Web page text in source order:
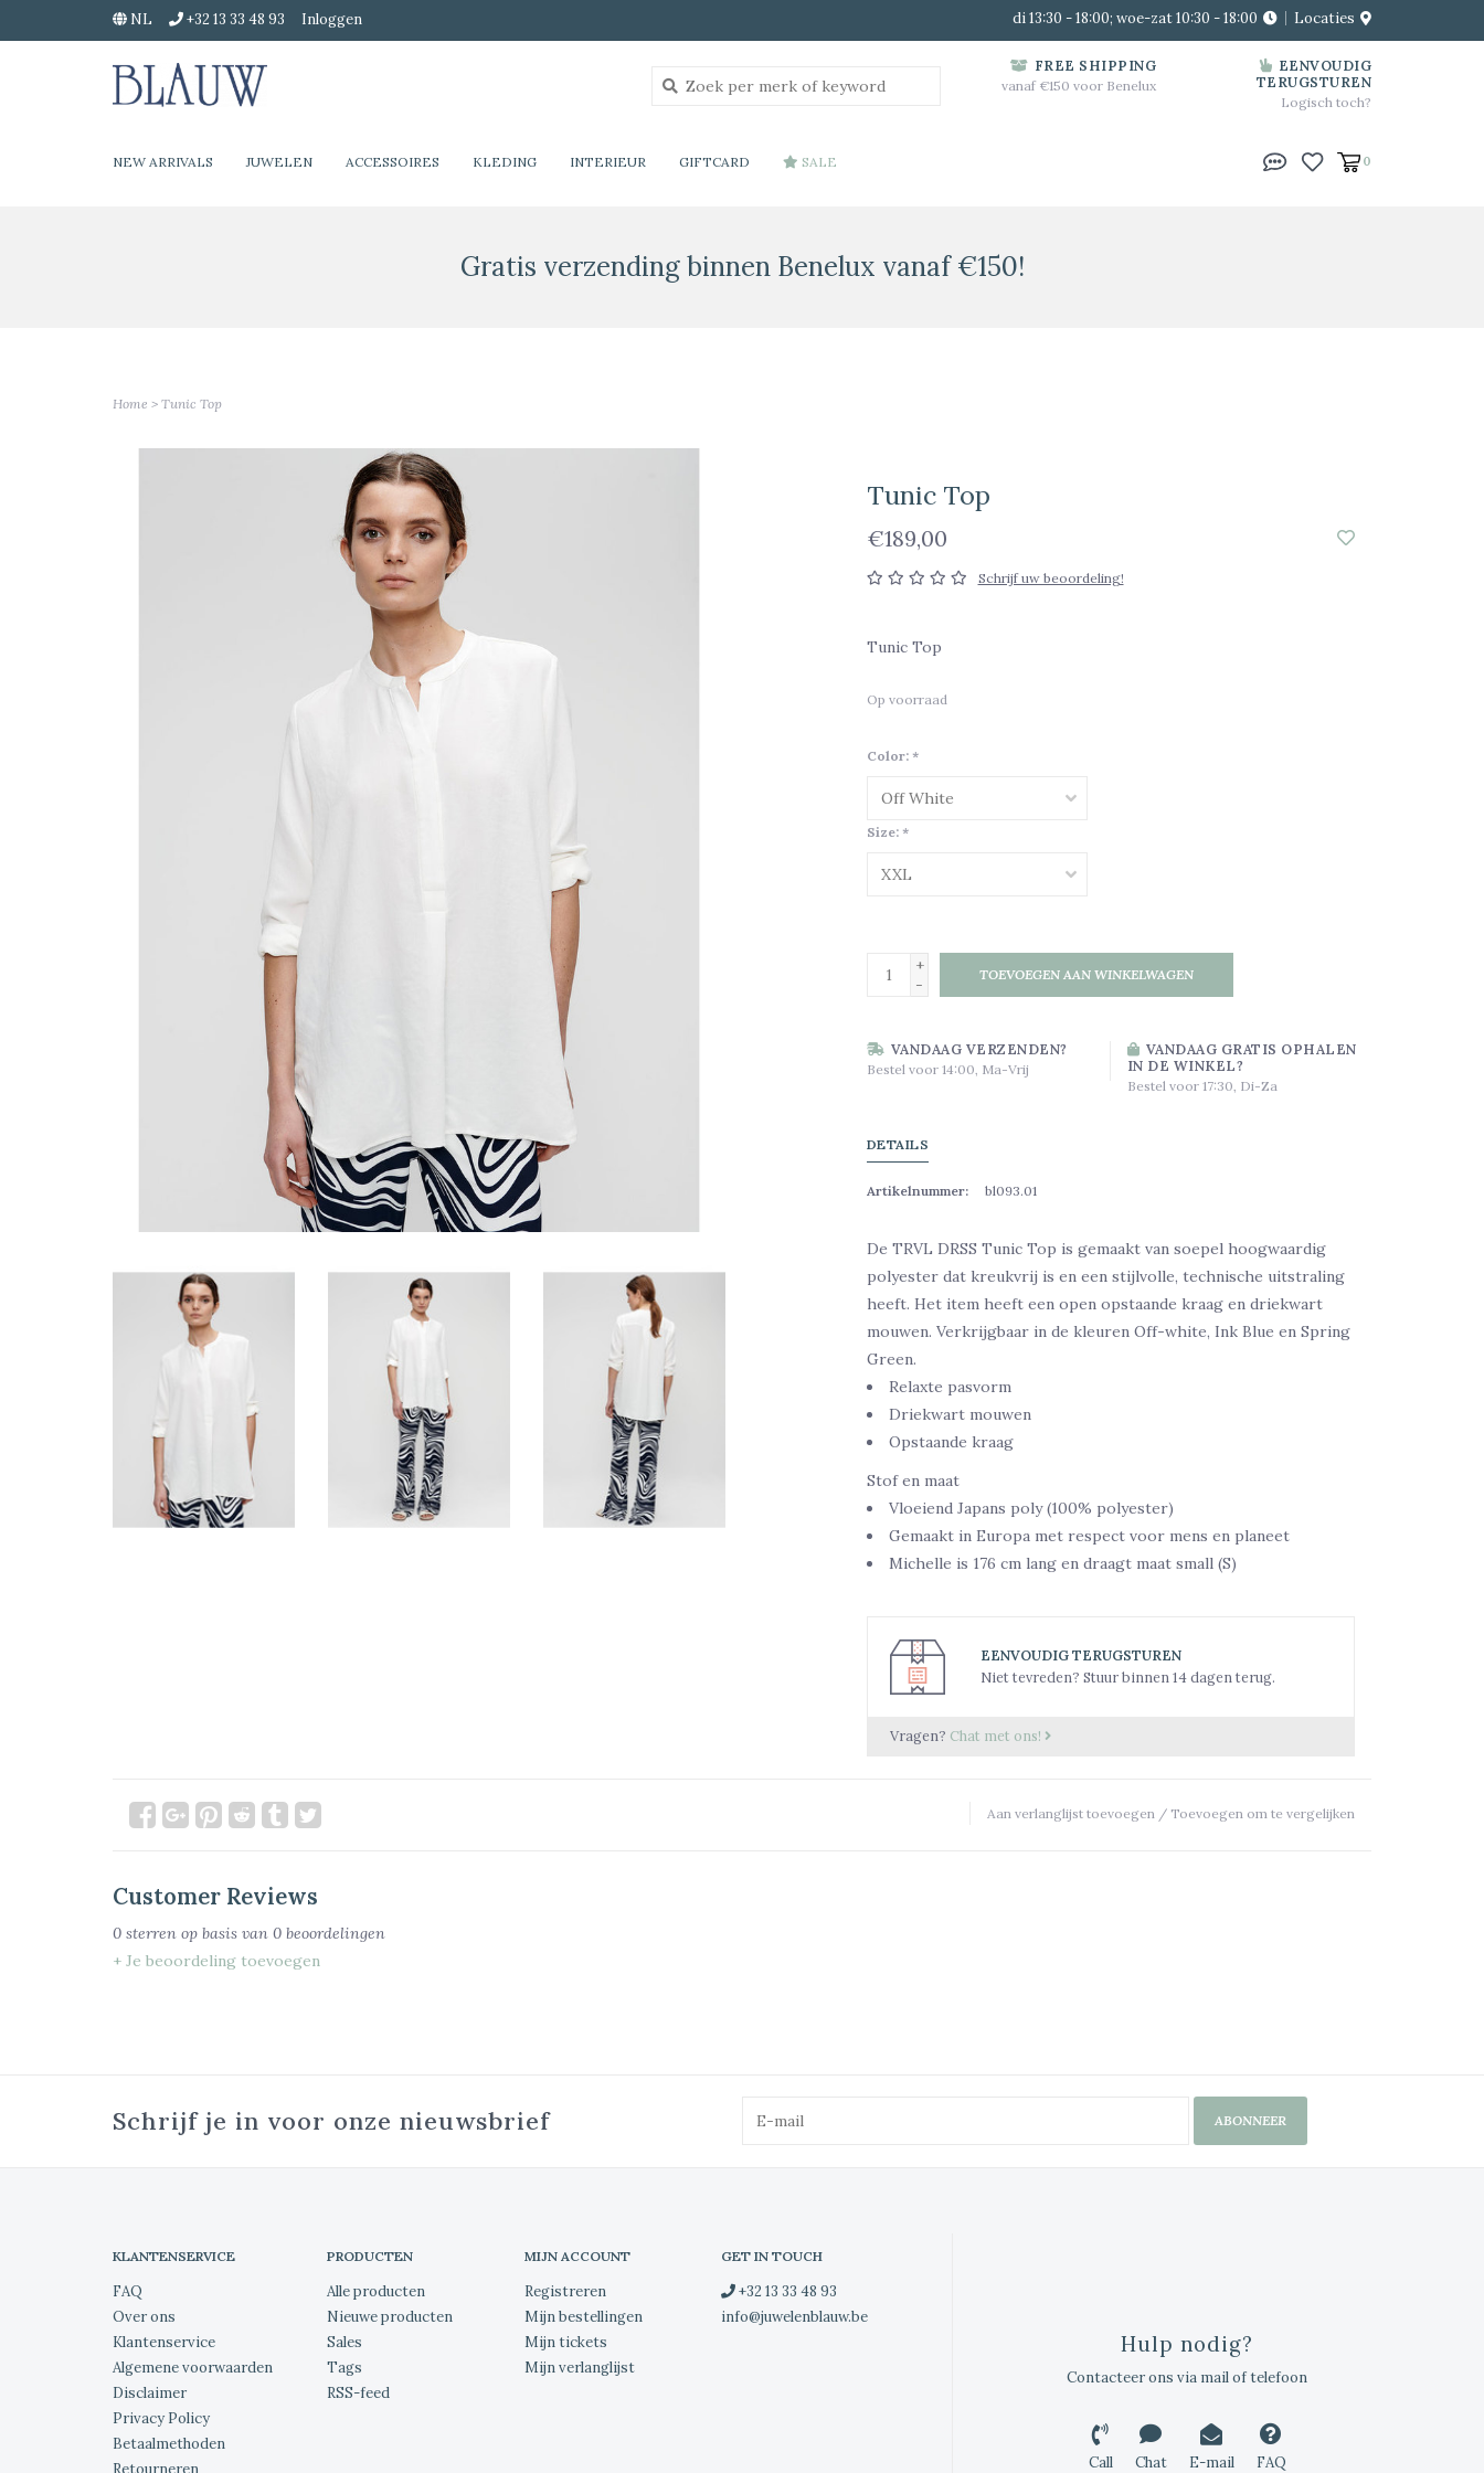
NL +32 13 33 48 93 Inloggen di 13:30 - 18:00; woe-zat 10:30 - 18:00 Locaties
FREE SHIPPING
vanaf €150 voor Benelux
EENVOUDIG
TERUGSTUREN
Logisch toch?
NEW ARRIVALS JUWELEN ACCESSOIRES KLEDING INTERIEUR GIFTCARD SALE 0
Gratis verzending binnen Benelux vanaf €150!
Home > Tunic Top
Tunic Top
€189,00
Schrijf uw beoordeling!
Tunic Top
Op voorraad
Color: *
Size: *
+
-
TOEVOEGEN AAN WINKELWAGEN
VANDAAG VERZENDEN?
Bestel voor 14:00, Ma-Vrij
VANDAAG GRATIS OPHALEN
IN DE WINKEL?
Bestel voor 17:30, Di-Za
DETAILS
Artikelnummer: bl093.01
De TRVL DRSS Tunic Top is gemaakt van soepel hoogwaardig
polyester dat kreukvrij is en een stijlvolle, technische uitstraling
heeft. Het item heeft een open opstaande kraag en driekwart
mouwen. Verkrijgbaar in de kleuren Off-white, Ink Blue en Spring
Green.
Relaxte pasvorm
Driekwart mouwen
Opstaande kraag
Stof en maat
Vloeiend Japans poly (100% polyester)
Gemaakt in Europa met respect voor mens en planeet
Michelle is 176 cm lang en draagt maat small (S)
EENVOUDIG TERUGSTUREN
Niet tevreden? Stuur binnen 14 dagen terug.
Vragen? Chat met ons!
Aan verlanglijst toevoegen / Toevoegen om te vergelijken
Customer Reviews
0 sterren op basis van 0 beoordelingen
+ Je beoordeling toevoegen
Schrijf je in voor onze nieuwsbrief ABONNEER
KLANTENSERVICE
FAQ
Over ons
Klantenservice
Algemene voorwaarden
Disclaimer
Privacy Policy
Betaalmethoden
Retourneren
PRODUCTEN
Alle producten
Nieuwe producten
Sales
Tags
RSS-feed
MIJN ACCOUNT
Registreren
Mijn bestellingen
Mijn tickets
Mijn verlanglijst
GET IN TOUCH
+32 13 33 48 93
info@juwelenblauw.be
Hulp nodig?
Contacteer ons via mail of telefoon
Call Chat E-mail FAQ